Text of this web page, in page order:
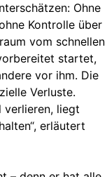
Ohne
Kontrolle über
vom schnellen
startet,
vor ihm. Die
Verluste.
verlieren, liegt
erläutert